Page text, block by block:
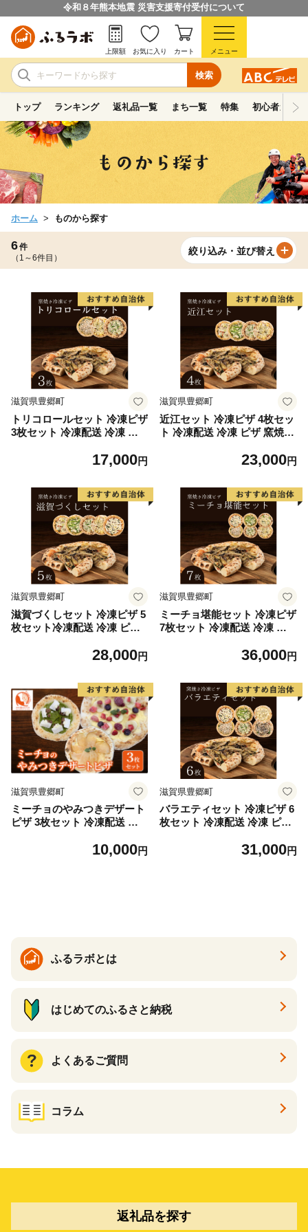
令和８年熊本地震 災害支援寄付受付について
検索
上限額 お気に入り カート メニュー
トップ ランキング 返礼品一覧 まち一覧 特集 初心者ガイド
ホーム ものから探す
6件
（1～6件目）
絞り込み・並び替え
滋賀県豊郷町
トリコロールセット 冷凍ピザ
3枚セット 冷凍配送 冷凍 ピ
ランチ 昼ごはん 軽食 惣菜 ピ
17,000円
滋賀県豊郷町
近江セット 冷凍ピザ 4枚セッ
ト 冷凍配送 冷凍 ピザ 窯焼き
ごはん 軽食 惣菜 ピザ食べ比
23,000円
滋賀県豊郷町
滋賀づくしセット 冷凍ピザ 5
枚セット冷凍配送 冷凍 ピザ
ンチ 昼ごはん 軽食 惣菜 ピザ
28,000円
滋賀県豊郷町
ミーチョ堪能セット 冷凍ピザ
7枚セット 冷凍配送 冷凍 ピ
ランチ 昼ごはん 軽食 惣菜 ピ
36,000円
滋賀県豊郷町
ミーチョのやみつきデザート
ピザ 3枚セット 冷凍配送 冷
イベント お祝い セット デザ
10,000円
滋賀県豊郷町
バラエティセット 冷凍ピザ 6
枚セット 冷凍配送 冷凍 ピザ
ンチ 昼ごはん 軽食 惣菜 ピザ
31,000円
ふるラボとは
はじめてのふるさと納税
よくあるご質問
コラム
返礼品を探す